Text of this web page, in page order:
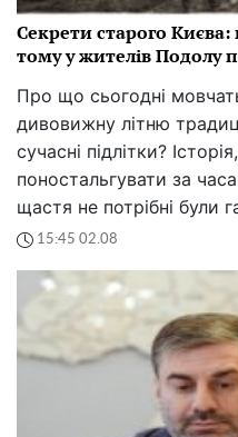
Секрети старого Києва:
тому у жителів Подолу
Про що сьогодні
дивовижну літню
сучасні підлітки?
поностальгувати за
щастя не потрібні були
15:45 02.08